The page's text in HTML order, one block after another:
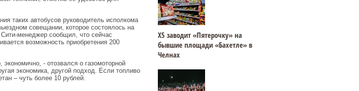
таких автобусов руководитель исполкома
совещании, которое состоялось на
менеджер сообщил, что сейчас
возможность приобретения 200
экономично, - отозвался о газомоторной
экономика, другой подход. Если топливо
– чуть более 10 рублей.
Х5 заводит «Пятерочку» на
бывшие площади «Бахетле» в
Челнах